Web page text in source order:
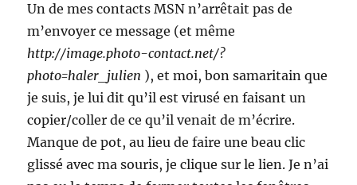
Un de mes contacts MSN n’arrêtait pas de
m’envoyer ce message (et même
http://image.photo-contact.net/?
photo=haler_julien ), et moi, bon samaritain que
je suis, je lui dit qu’il est virusé en faisant un
copier/coller de ce qu’il venait de m’écrire.
Manque de pot, au lieu de faire une beau clic
glissé avec ma souris, je clique sur le lien. Je n’ai